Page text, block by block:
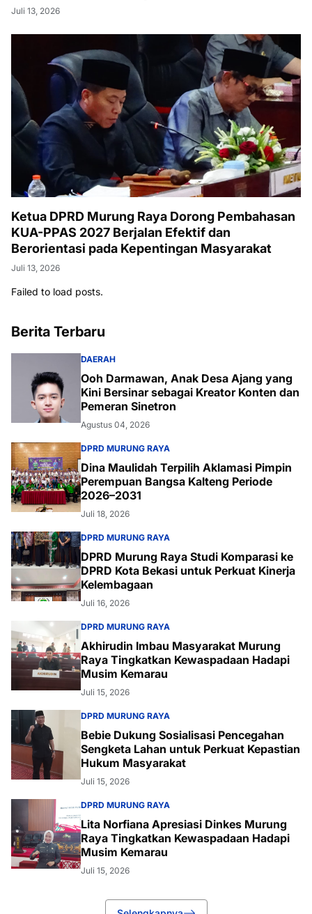
Juli 13, 2026
Ketua DPRD Murung Raya Dorong Pembahasan
KUA-PPAS 2027 Berjalan Efektif dan
Berorientasi pada Kepentingan Masyarakat
Juli 13, 2026
Failed to load posts.
Berita Terbaru
DAERAH
Ooh Darmawan, Anak Desa Ajang yang
Kini Bersinar sebagai Kreator Konten dan
Pemeran Sinetron
Agustus 04, 2026
DPRD MURUNG RAYA
Dina Maulidah Terpilih Aklamasi Pimpin
Perempuan Bangsa Kalteng Periode
2026–2031
Juli 18, 2026
DPRD MURUNG RAYA
DPRD Murung Raya Studi Komparasi ke
DPRD Kota Bekasi untuk Perkuat Kinerja
Kelembagaan
Juli 16, 2026
DPRD MURUNG RAYA
Akhirudin Imbau Masyarakat Murung
Raya Tingkatkan Kewaspadaan Hadapi
Musim Kemarau
Juli 15, 2026
DPRD MURUNG RAYA
Bebie Dukung Sosialisasi Pencegahan
Sengketa Lahan untuk Perkuat Kepastian
Hukum Masyarakat
Juli 15, 2026
DPRD MURUNG RAYA
Lita Norfiana Apresiasi Dinkes Murung
Raya Tingkatkan Kewaspadaan Hadapi
Musim Kemarau
Juli 15, 2026